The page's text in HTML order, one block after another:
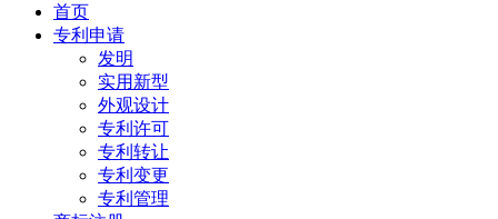
首页
专利申请
发明
实用新型
外观设计
专利许可
专利转让
专利变更
专利管理